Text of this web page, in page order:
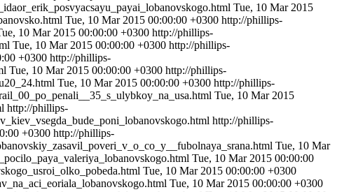
Tue, 10 Mar 2015
Tue, 10 Mar 2015 00:00:00 +0300 http://phillips-
10 Mar 2015 00:00:00 +0300 http://phillips-
Tue, 10 Mar 2015 00:00:00 +0300 http://phillips-
+0300 http://phillips-
Tue, 10 Mar 2015 00:00:00 +0300 http://phillips-
Tue, 10 Mar 2015 00:00:00 +0300 http://phillips-
Tue, 10 Mar 2015
http://phillips-
http://phillips-
+0300 http://phillips-
Tue, 10 Mar
Tue, 10 Mar 2015 00:00:00
Tue, 10 Mar 2015 00:00:00 +0300
Tue, 10 Mar 2015 00:00:00 +0300